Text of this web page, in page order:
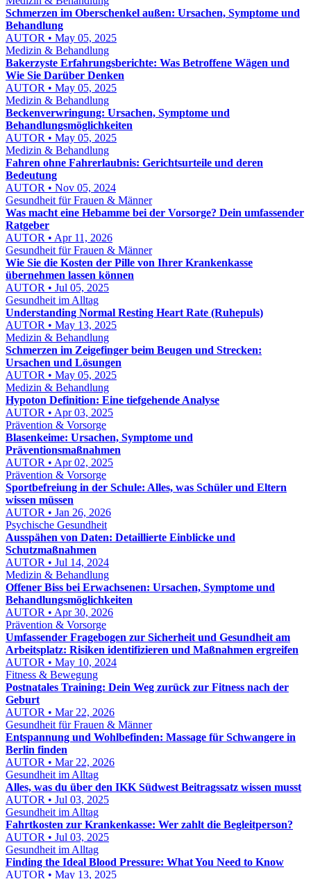
Schmerzen im Oberschenkel außen: Ursachen, Symptome und
Behandlung
AUTOR • May 05, 2025
Medizin & Behandlung
Bakerzyste Erfahrungsberichte: Was Betroffene Wägen und
Wie Sie Darüber Denken
AUTOR • May 05, 2025
Medizin & Behandlung
Beckenverwringung: Ursachen, Symptome und
Behandlungsmöglichkeiten
AUTOR • May 05, 2025
Medizin & Behandlung
Fahren ohne Fahrerlaubnis: Gerichtsurteile und deren
Bedeutung
AUTOR • Nov 05, 2024
Gesundheit für Frauen & Männer
Was macht eine Hebamme bei der Vorsorge? Dein umfassender
Ratgeber
AUTOR • Apr 11, 2026
Gesundheit für Frauen & Männer
Wie Sie die Kosten der Pille von Ihrer Krankenkasse
übernehmen lassen können
AUTOR • Jul 05, 2025
Gesundheit im Alltag
Understanding Normal Resting Heart Rate (Ruhepuls)
AUTOR • May 13, 2025
Medizin & Behandlung
Schmerzen im Zeigefinger beim Beugen und Strecken:
Ursachen und Lösungen
AUTOR • May 05, 2025
Medizin & Behandlung
Hypoton Definition: Eine tiefgehende Analyse
AUTOR • Apr 03, 2025
Prävention & Vorsorge
Blasenkeime: Ursachen, Symptome und
Präventionsmaßnahmen
AUTOR • Apr 02, 2025
Prävention & Vorsorge
Sportbefreiung in der Schule: Alles, was Schüler und Eltern
wissen müssen
AUTOR • Jan 26, 2026
Psychische Gesundheit
Ausspähen von Daten: Detaillierte Einblicke und
Schutzmaßnahmen
AUTOR • Jul 14, 2024
Medizin & Behandlung
Offener Biss bei Erwachsenen: Ursachen, Symptome und
Behandlungsmöglichkeiten
AUTOR • Apr 30, 2026
Prävention & Vorsorge
Umfassender Fragebogen zur Sicherheit und Gesundheit am
Arbeitsplatz: Risiken identifizieren und Maßnahmen ergreifen
AUTOR • May 10, 2024
Fitness & Bewegung
Postnatales Training: Dein Weg zurück zur Fitness nach der
Geburt
AUTOR • Mar 22, 2026
Gesundheit für Frauen & Männer
Entspannung und Wohlbefinden: Massage für Schwangere in
Berlin finden
AUTOR • Mar 22, 2026
Gesundheit im Alltag
Alles, was du über den IKK Südwest Beitragssatz wissen musst
AUTOR • Jul 03, 2025
Gesundheit im Alltag
Fahrtkosten zur Krankenkasse: Wer zahlt die Begleitperson?
AUTOR • Jul 03, 2025
Gesundheit im Alltag
Finding the Ideal Blood Pressure: What You Need to Know
AUTOR • May 13, 2025